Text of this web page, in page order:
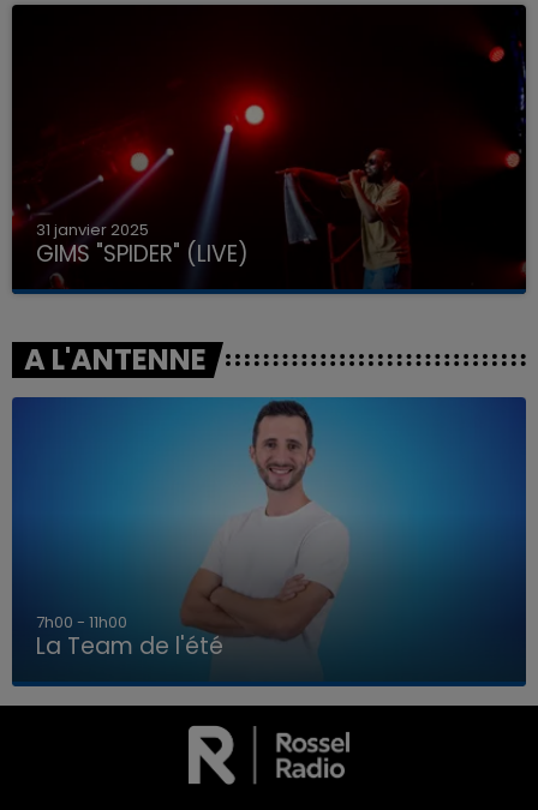
LA TEAM DE L'ÉTÉ
31 janvier 2025
GIMS "SPIDER" (LIVE)
A L'ANTENNE
7h00 - 11h00
La Team de l'été